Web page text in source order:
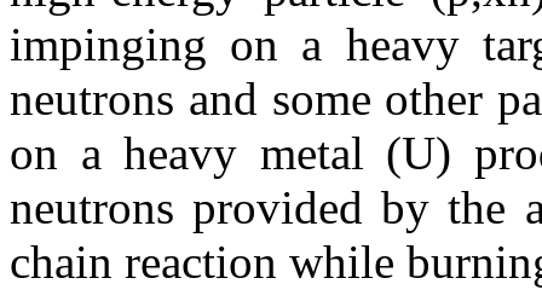
impinging on a heavy
neutrons and some other
on a heavy metal (U)
neutrons provided by the
chain reaction while